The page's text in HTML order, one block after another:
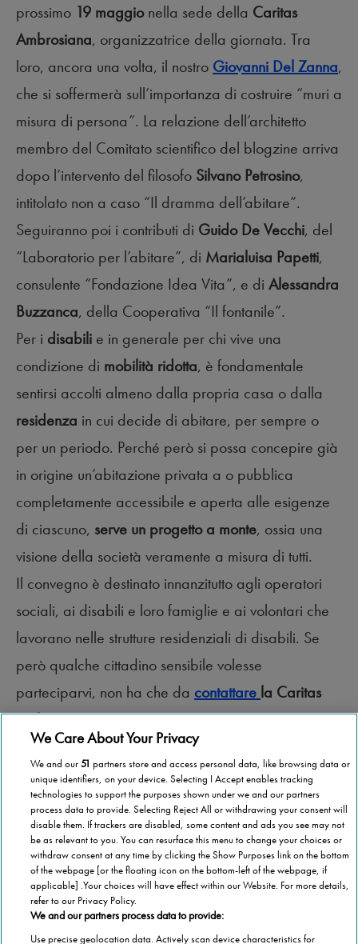
prossimo 19 maggionella sede della Caritas
Ambrosiana, organizzatrice della giornata. Tra
loro, ancora una volta, il nostro Giovanni Del Zanna,
che si soffermerà sull’importanza di costruire “muri a
misura di persona”. La relazione dell’architetto
membro del Comitato scientifico del blogzine arriva
dopo l’intervento del filosofo Silvano Petrosino,
intitolato non a caso “Il dramma dell’abitare”.
Seguiranno poi i contributi di Guido De Vecchi, del
“Laboratorio per l’abitare”, di Marialuisa Papetti,
consulente “Fondazione Idea Vita”, e di Alessandra
Buzzanca, della Cooperativa “Il fontanile”.
Per i disabili e in generale per chi vive una
condizione di mobilità ridotta, è fondamentale
sentirsi accolti almeno dalla propria casa o dalla
residenza in cui decide di abitare, per sempre o
per un periodo. Perché però si possa concepire già
in origine un’abitazione privata a o pubblica
completamente accessibile e aperta alle esigenze
di ciascuno, serve un progetto a monte, ossia una
visione della società veramente a misura di tutti.
Il convegno è destinato innanzitutto agli operatori
sociali, ai disabili e loro famiglie e ai volontari che
lavorano nelle strutture residenziali di disabili. Se
però qualche cittadino sensibile volesse
parteciparvi, non ha che da contattare la Caritas
Ambrosiana… buona vita a tutti, amici.
We Care About Your Privacy
We and our51 partners store and access personal data, like browsing data or
unique identifiers, on your device. Selecting I Accept enables tracking
technologies to support the purposes shown under we and our partners
process data to provide. Selecting Reject All or withdrawing your consent will
disable them. If trackers are disabled, some content and ads you see may not
be as relevant to you. You can resurface this menu to change your choices or
withdraw consent at any time by clicking the Show Purposes link on the bottom
of the webpage [or the floating icon on the bottom-left of the webpage, if
applicable] .Your choices will have effect within our Website. For more details,
refer to our Privacy Policy.
We and our partners process data to provide:
Use precise geolocation data. Actively scan device characteristics for